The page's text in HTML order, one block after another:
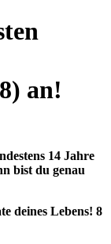
an!
14 Jahre
bist du genau
deines Lebens! 8